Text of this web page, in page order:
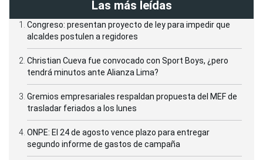
Las más leídas
Congreso: presentan proyecto de ley para impedir que
alcaldes postulen a regidores
Christian Cueva fue convocado con Sport Boys, ¿pero
tendrá minutos ante Alianza Lima?
Gremios empresariales respaldan propuesta del MEF de
trasladar feriados a los lunes
ONPE: El 24 de agosto vence plazo para entregar
segundo informe de gastos de campaña